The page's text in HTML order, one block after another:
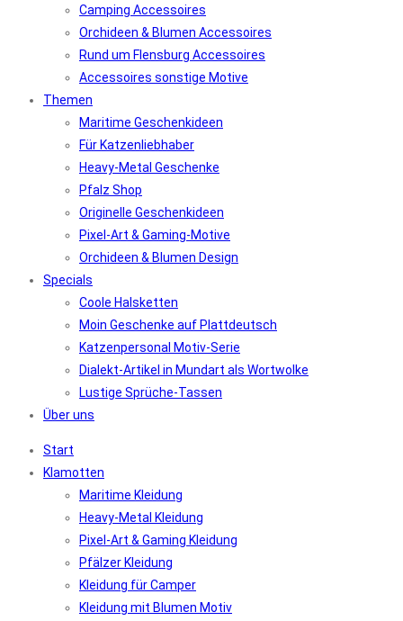
Camping Accessoires
Orchideen & Blumen Accessoires
Rund um Flensburg Accessoires
Accessoires sonstige Motive
Themen
Maritime Geschenkideen
Für Katzenliebhaber
Heavy-Metal Geschenke
Pfalz Shop
Originelle Geschenkideen
Pixel-Art & Gaming-Motive
Orchideen & Blumen Design
Specials
Coole Halsketten
Moin Geschenke auf Plattdeutsch
Katzenpersonal Motiv-Serie
Dialekt-Artikel in Mundart als Wortwolke
Lustige Sprüche-Tassen
Über uns
Start
Klamotten
Maritime Kleidung
Heavy-Metal Kleidung
Pixel-Art & Gaming Kleidung
Pfälzer Kleidung
Kleidung für Camper
Kleidung mit Blumen Motiv